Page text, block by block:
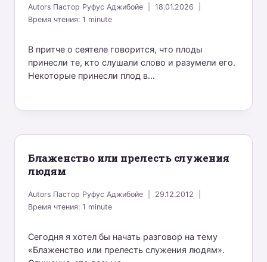
Autors Пастор Руфус Аджибойе
18.01.2026
Время чтения:1 minute
В притче о сеятеле говорится, что плоды
принесли те, кто слушали слово и разумели его.
Некоторые принесли плод в...
Блаженство или прелесть служения
людям
Autors Пастор Руфус Аджибойе
29.12.2012
Время чтения:1 minute
Сегодня я хотел бы начать разговор на тему
«Блаженство или прелесть служения людям».